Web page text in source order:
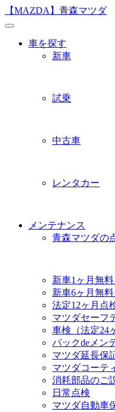
Skip
content
【MAZDA】青森マツダ
車を探す
新車
試乗
中古車
レンタカー
メンテナンス
青森マツダの
新車1ヶ月無
新車6ヶ月無
法定12ヶ月点
マツダセーフ
車検（法定24
パックdeメン
マツダ延長保
マツダコーテ
消耗部品のご
日常点検
マツダ自動車